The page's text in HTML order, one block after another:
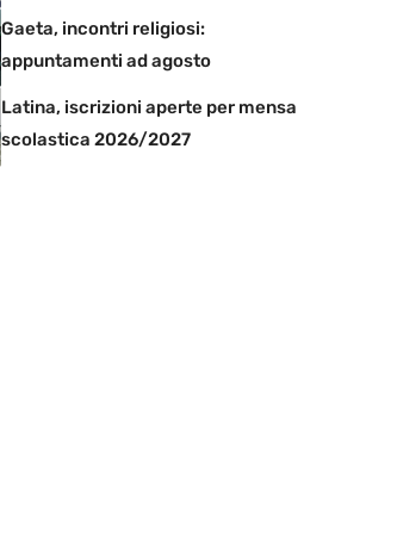
Gaeta, incontri religiosi:
appuntamenti ad agosto
Latina, iscrizioni aperte per mensa
scolastica 2026/2027